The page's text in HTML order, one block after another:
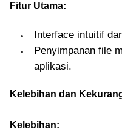
Fitur Utama:
Interface intuitif
Penyimpanan file
aplikasi.
Kelebihan dan
Kelebihan: